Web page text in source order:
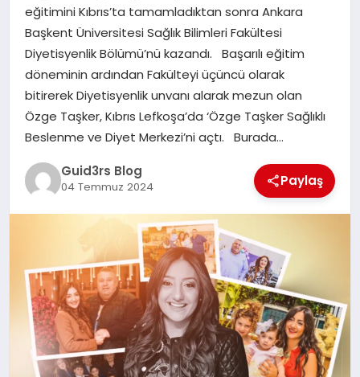
SAĞLIK
EKONOMI
MAGAZIN
eğitimini Kıbrıs’ta tamamladıktan sonra Ankara
Başkent Üniversitesi Sağlık Bilimleri Fakültesi
Diyetisyenlik Bölümü’nü kazandı. Başarılı eğitim
döneminin ardından Fakülteyi üçüncü olarak
bitirerek Diyetisyenlik unvanı alarak mezun olan
Özge Taşker, Kıbrıs Lefkoşa’da ‘Özge Taşker Sağlıklı
Beslenme ve Diyet Merkezi’ni açtı. Burada…
Guid3rs Blog
04 Temmuz 2024 Paylaş